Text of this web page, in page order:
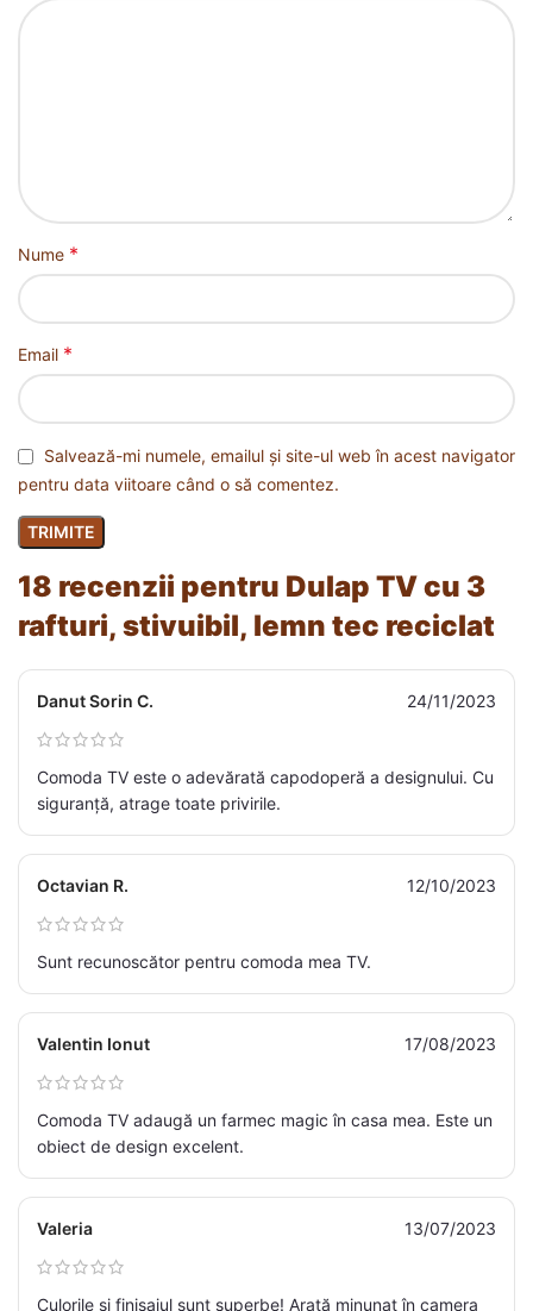
18 recenzii pentru Dulap TV cu 3
rafturi, stivuibil, lemn tec reciclat
Danut Sorin C. 24/11/2023
Comoda TV este o adevărată capodoperă a designului. Cu
siguranță, atrage toate privirile.
Octavian R. 12/10/2023
Sunt recunoscător pentru comoda mea TV.
Valentin Ionut 17/08/2023
Comoda TV adaugă un farmec magic în casa mea. Este un
obiect de design excelent.
Valeria 13/07/2023
Culorile și finisajul sunt superbe! Arată minunat în camera
Nume *
Email *
Salvează-mi numele, emailul și site-ul web în acest navigator
pentru data viitoare când o să comentez.